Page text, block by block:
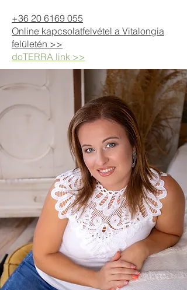
+36 20 6169 055
Online kapcsolatfelvétel a Vitalongia
felületén >>
doTERRA link >>